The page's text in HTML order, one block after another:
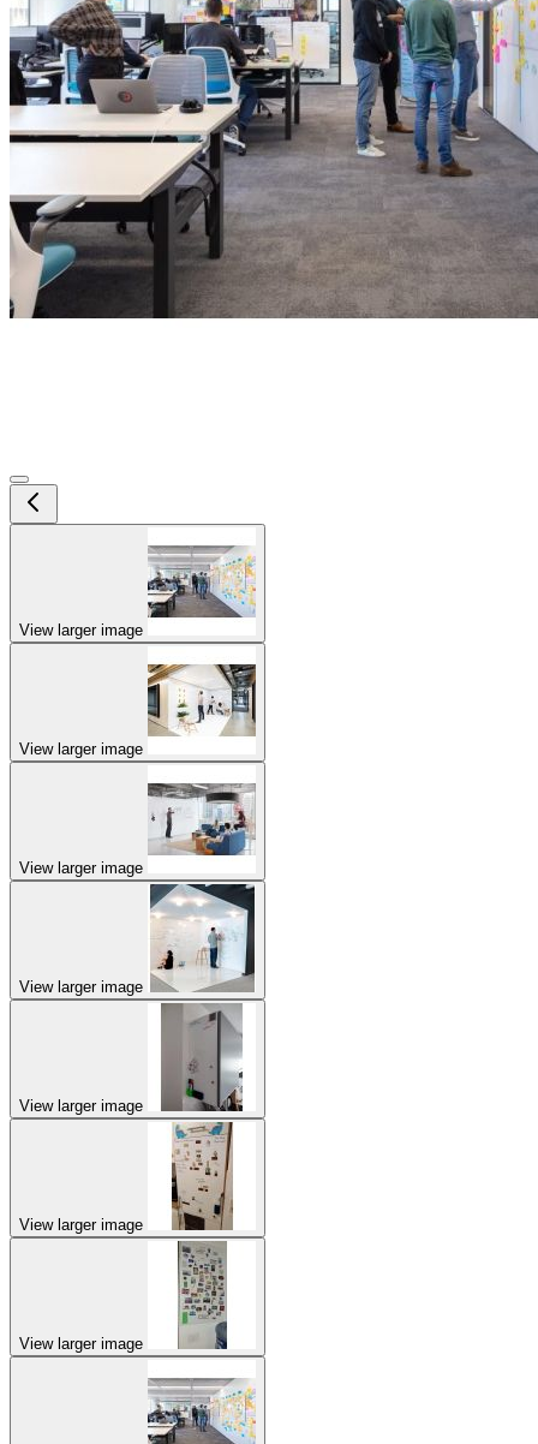
View larger image
View larger image
View larger image
View larger image
View larger image
View larger image
View larger image